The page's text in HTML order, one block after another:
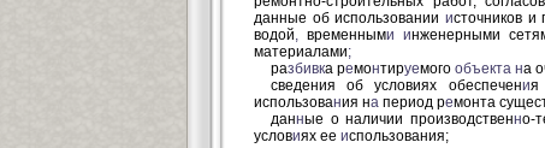
данные об использовании источников
водой, временными инженерными
материалами;
разбивка ремонтируемого объекта на
сведения об условиях обеспечения
использования на период ремонта
данные о наличии производственно-
условиях ее использования;